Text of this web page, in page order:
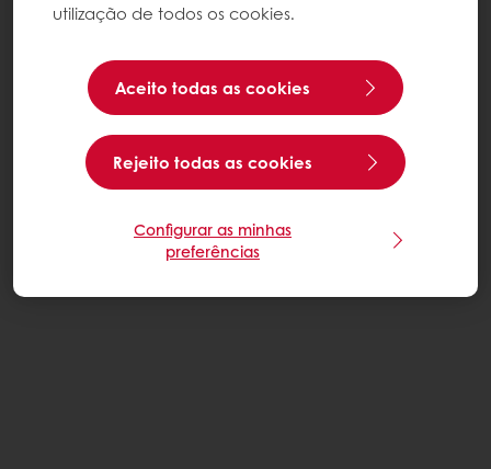
utilização de todos os cookies.
Aceito todas as cookies
Rejeito todas as cookies
Configurar as minhas
preferências